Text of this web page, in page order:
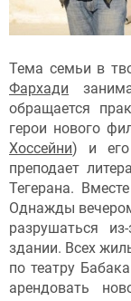
Тема семьи в
Фархади
обращается
герои нового
Хоссейни) и
преподает
Тегерана.
Однажды
разрушаться
здании. Всех
по театру
арендовать